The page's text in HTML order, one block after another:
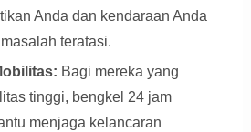
Anda dan kendaraan Anda
teratasi.
Bagi mereka yang
tinggi, bengkel 24 jam
menjaga kelancaran